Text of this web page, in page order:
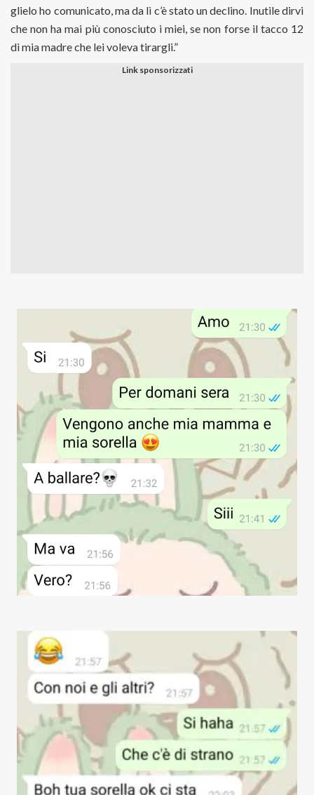
glielo ho comunicato, ma da lì c’è stato un declino. Inutile dirvi
che non ha mai più conosciuto i miei, se non forse il tacco 12
di mia madre che lei voleva tirargli.”